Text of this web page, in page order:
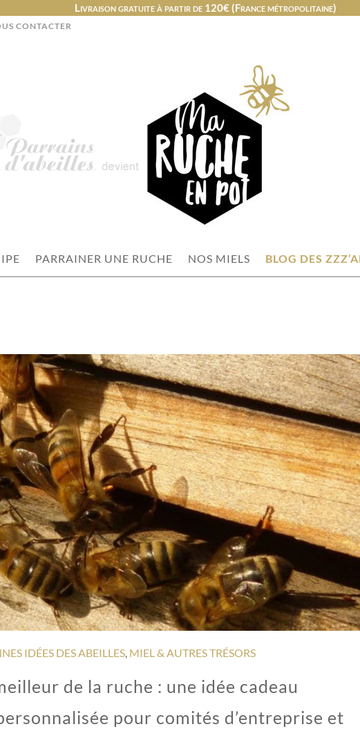
Livraison gratuite à partir de 120€ (France métropolitaine)
CONTACTER
PARRAINER UNE RUCHE NOS MIELS BLOG DES
IDÉES DES ABEILLES, MIEL & AUTRES TRÉSORS
de la ruche : une idée cadeau
pour comités d’entreprise et